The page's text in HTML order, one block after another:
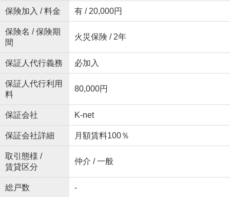
保険加入 / 料金 有 / 20,000円
保険名 / 保険期
間
火災保険 / 2年
保証人代行義務 必加入
保証人代行利用
料
80,000円
保証会社 K-net
保証会社詳細 月額賃料100％
取引態様 /
賃貸区分
仲介 / 一般
総戸数 -